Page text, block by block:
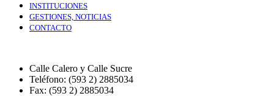
INSTITUCIONES
GESTIONES, NOTICIAS
CONTACTO
Calle Calero y Calle Sucre
Teléfono: (593 2) 2885034
Fax: (593 2) 2885034